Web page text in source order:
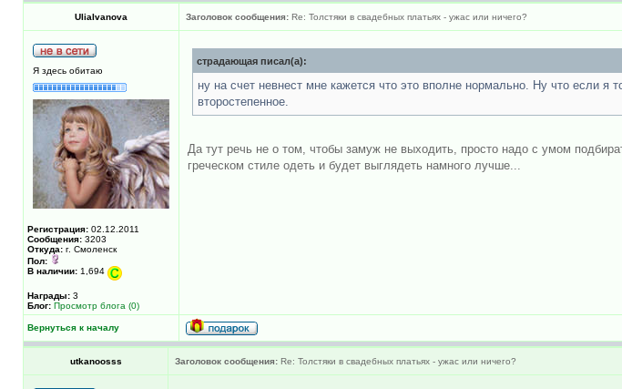
UliaIvanova Заголовок сообщения: Re: Толстяки в свадебных платьях - ужас или ничего?
Я здесь обитаю
Регистрация: 02.12.2011
Сообщения: 3203
Откуда: г. Смоленск
Пол:
В наличии: 1,694
Награды: 3
Блог: Просмотр блога (0)
страдающая писал(а):
ну на счет невнест мне кажется что это вполне нормально. Ну что если я
второстепенное.
Да тут речь не о том, чтобы замуж не выходить, просто надо с умом
греческом стиле одеть и будет выглядеть намного лучше...
Вернуться к началу
utkanoosss Заголовок сообщения: Re: Толстяки в свадебных платьях - ужас или ничего?